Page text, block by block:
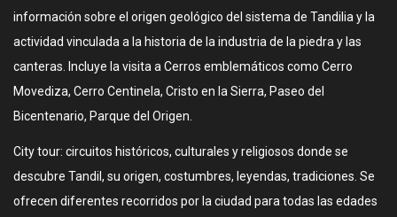
información sobre el origen geológico del sistema de Tandilia y la
actividad vinculada a la historia de la industria de la piedra y las
canteras. Incluye la visita a Cerros emblemáticos como Cerro
Movediza, Cerro Centinela, Cristo en la Sierra, Paseo del
Bicentenario, Parque del Origen.
City tour: circuitos históricos, culturales y religiosos donde se
descubre Tandil, su origen, costumbres, leyendas, tradiciones. Se
ofrecen diferentes recorridos por la ciudad para todas las edades